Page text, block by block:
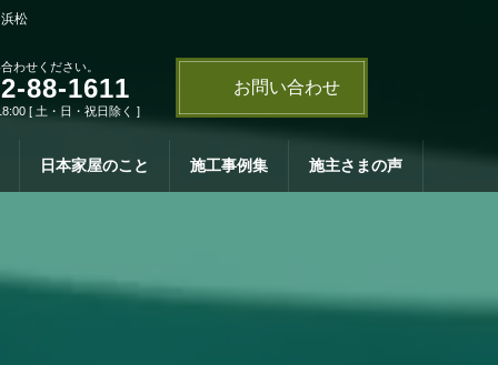
松
わせください。
88-1611
[ 土・日・祝日除く ]
お問い合わせ
日本家屋のこと 施工事例集 施主さまの声